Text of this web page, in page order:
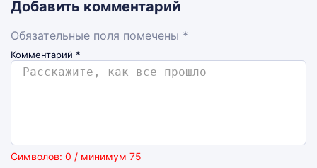
Добавить комментарий
Обязательные поля помечены *
Комментарий *
Символов: 0 / минимум 75